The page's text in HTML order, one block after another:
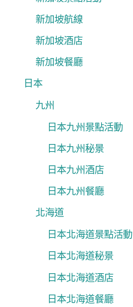
新加坡航線
新加坡酒店
新加坡餐廳
日本
九州
日本九州景點活動
日本九州秘景
日本九州酒店
日本九州餐廳
北海道
日本北海道景點活動
日本北海道秘景
日本北海道酒店
日本北海道餐廳